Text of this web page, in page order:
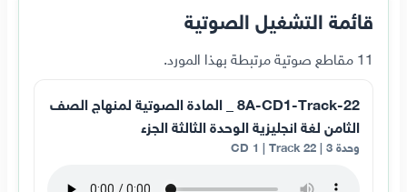
قائمة التشغيل الصوتية
11 مقاطع صوتية مرتبطة بهذا المورد.
8A-CD1-Track-22 _ المادة الصوتية لمنهاج الصف
الثامن لغة انجليزية الوحدة الثالثة الجزء
وحدة 3 | CD 1 | Track 22